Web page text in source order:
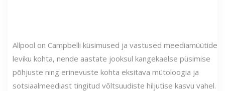
Allpool on Campbelli küsimused ja vastused meediamüütide
leviku kohta, nende aastate jooksul kangekaelse püsimise
põhjuste ning erinevuste kohta eksitava mütoloogia ja
sotsiaalmeediast tingitud võltsuudiste hiljutise kasvu vahel.